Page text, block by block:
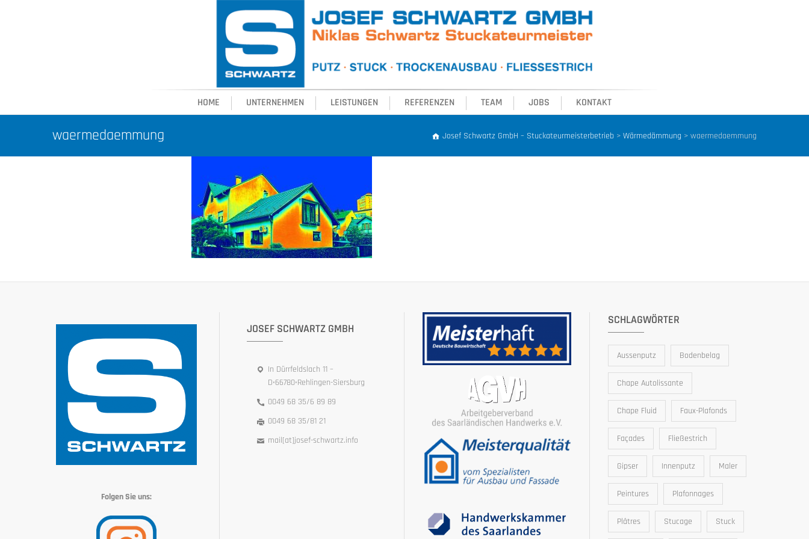
HOME UNTERNEHMEN LEISTUNGEN REFERENZEN TEAM JOBS KONTAKT
waermedaemmung Josef Schwartz GmbH – Stuckateurmeisterbetrieb > Wärmedämmung > waermedaemmung
Folgen Sie uns:
JOSEF SCHWARTZ GMBH
In Dürrfeldslach 11 –
D•66780•Rehlingen-Siersburg
0049 68 35/6 89 89
0049 68 35/81 21
mail[at]josef-schwartz.info
SCHLAGWÖRTER
Aussenputz Bodenbelag
Chape Autolissante
Chape Fluid Faux-Plafonds
Façades Fließestrich
Gipser Innenputz Maler
Peintures Plafonnages
Plâtres Stucage Stuck